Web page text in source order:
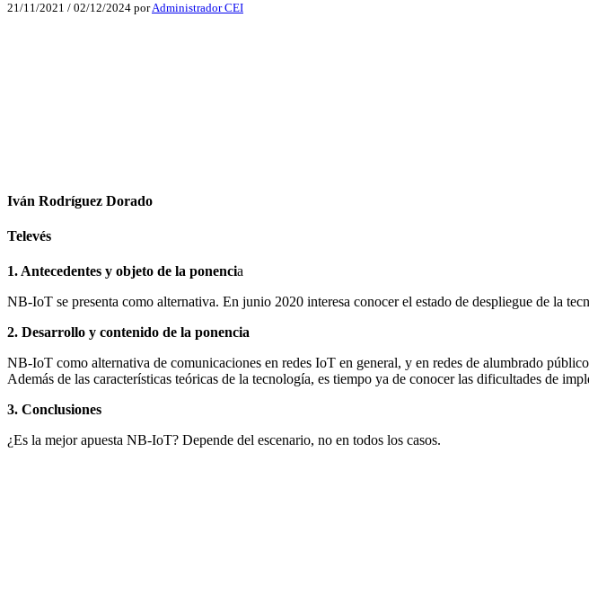
21/11/2021 / 02/12/2024 porAdministrador CEI
Iván Rodríguez Dorado
Televés
1. Antecedentes y objeto de la ponencia
NB-IoT se presenta como alternativa. En junio 2020 interesa conocer el estado de despliegue de la
2. Desarrollo y contenido de la ponencia
NB-IoT como alternativa de comunicaciones en redes IoT en general, y en redes de alumbrado
Además de las características teóricas de la tecnología, es tiempo ya de conocer las dificultades de
3. Conclusiones
¿Es la mejor apuesta NB-IoT? Depende del escenario, no en todos los casos.